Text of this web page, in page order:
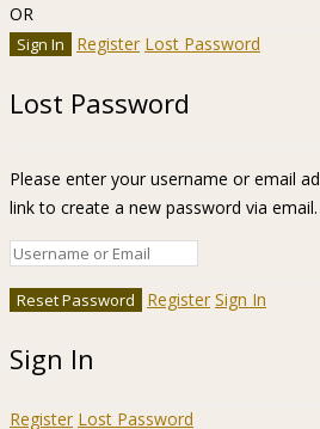
OR
Register Lost Password
Lost Password
Please enter your username or email
link to create a new password via email.
Register Sign In
Sign In
Register Lost Password